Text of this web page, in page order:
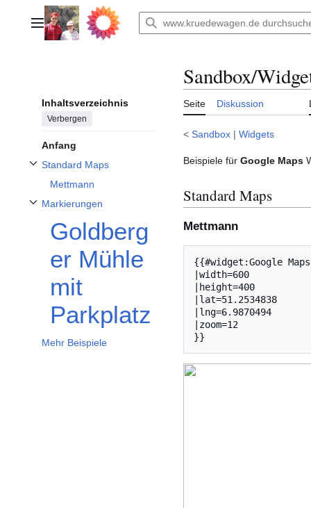
springenHauptmenü
Inhaltsverzeichnis
Verbergen
Anfang
Standard Maps
Unterabschnitt Standard Maps umschalten
Mettmann
Markierungen
Unterabschnitt Markierungen umschalten
Goldberg
er Mühle
mit
Parkplatz
Mehr Beispiele
Sandbox/
Seite Diskussion
< Sandbox | Widgets
Beispiele für Google Maps
Standard Maps
Mettmann
{{#widget:Google Maps
|width=600
|height=400
|lat=51.2534838
|lng=6.9870494
|zoom=12